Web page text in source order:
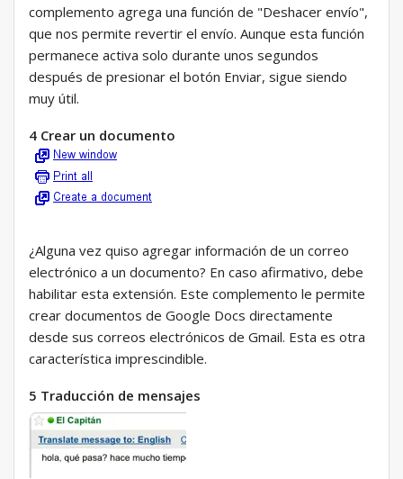
complemento agrega una función de "Deshacer envío",
que nos permite revertir el envío. Aunque esta función
permanece activa solo durante unos segundos
después de presionar el botón Enviar, sigue siendo
muy útil.
4 Crear un documento
¿Alguna vez quiso agregar información de un correo
electrónico a un documento? En caso afirmativo, debe
habilitar esta extensión. Este complemento le permite
crear documentos de Google Docs directamente
desde sus correos electrónicos de Gmail. Esta es otra
característica imprescindible.
5 Traducción de mensajes